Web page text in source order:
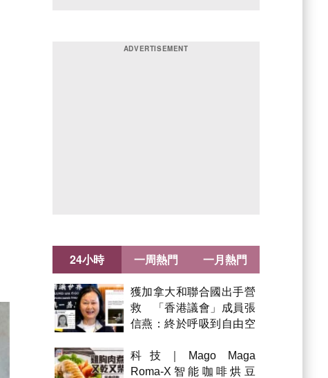
24小時
獲加拿大和聯合國出手營
救 「香港議會」成員張
信燕：終於呼吸到自由空
科技｜Mago Maga
Roma-X智能咖啡烘豆
一周熱門 一月熱門